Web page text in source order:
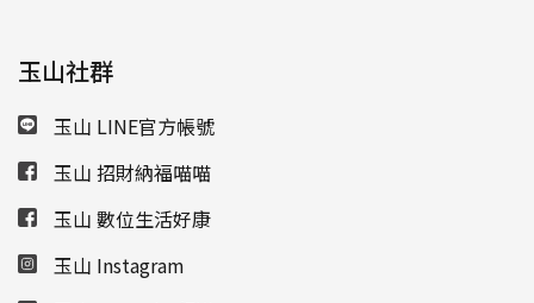
玉山社群
玉山 LINE官方帳號
玉山 招財納福喵喵
玉山 數位生活好康
玉山 Instagram